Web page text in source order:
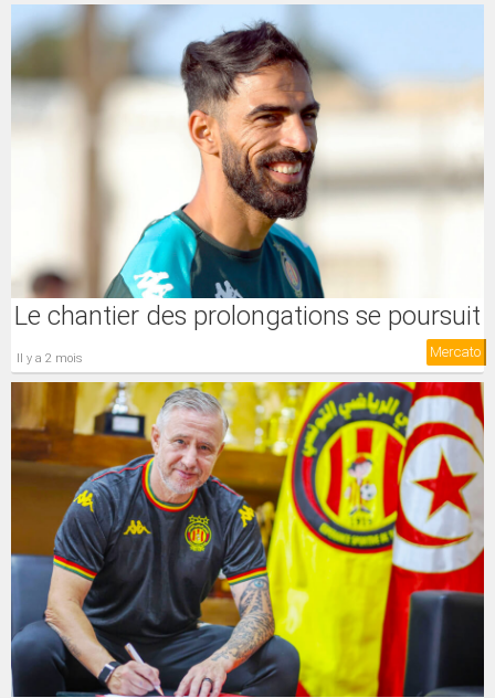
Le chantier des prolongations se poursuit
il y a 2 mois Mercato